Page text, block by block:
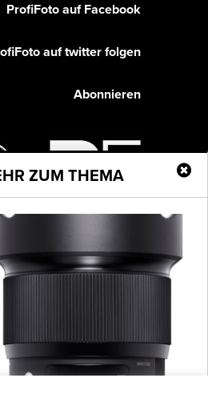
ZUM THEMA
ProfiFoto auf Facebook
auf twitter folgen
Abonnieren
GmbH. All rights
Nach oben